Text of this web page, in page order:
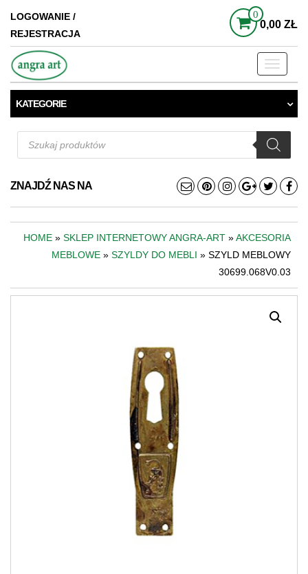
LOGOWANIE /
REJESTRACJA
0
0,00 ZŁ
Toggle
KATEGORIE
Wyszukiwarka
produktów
ZNAJDŹ NAS NA
HOME » SKLEP INTERNETOWY ANGRA-ART »AKCESORIA
MEBLOWE » SZYLDY DO MEBLI » SZYLD MEBLOWY
30699.068V0.03